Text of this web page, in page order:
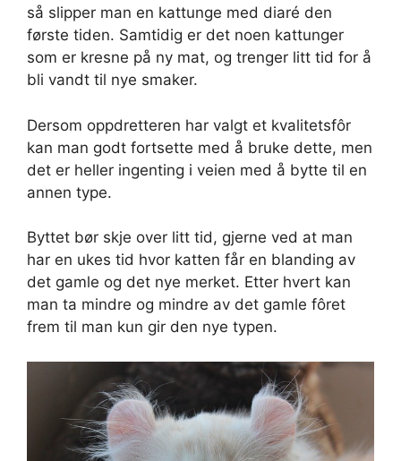
så slipper man en kattunge med diaré den
første tiden. Samtidig er det noen kattunger
som er kresne på ny mat, og trenger litt tid for å
bli vandt til nye smaker.
Dersom oppdretteren har valgt et kvalitetsfôr
kan man godt fortsette med å bruke dette, men
det er heller ingenting i veien med å bytte til en
annen type.
Byttet bør skje over litt tid, gjerne ved at man
har en ukes tid hvor katten får en blanding av
det gamle og det nye merket. Etter hvert kan
man ta mindre og mindre av det gamle fôret
frem til man kun gir den nye typen.